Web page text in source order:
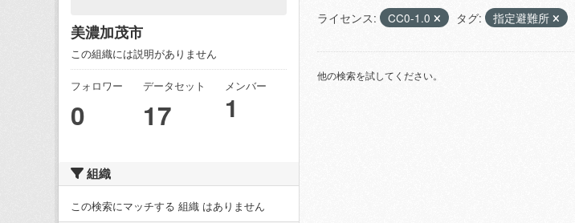
美濃加茂市
この組織には説明がありません
フォロワー
0
データセット
17
メンバー
1
組織
この検索にマッチする 組織 はありません
ライセンス: CC0-1.0 タグ: 指定避難所
他の検索を試してください。